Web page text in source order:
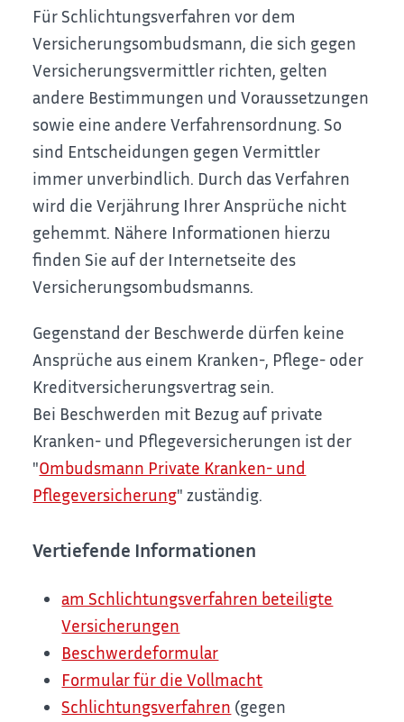
Für Schlichtungsverfahren vor dem
Versicherungsombudsmann, die sich gegen
Versicherungsvermittler richten, gelten
andere Bestimmungen und Voraussetzungen
sowie eine andere Verfahrensordnung. So
sind Entscheidungen gegen Vermittler
immer unverbindlich. Durch das Verfahren
wird die Verjährung Ihrer Ansprüche nicht
gehemmt. Nähere Informationen hierzu
finden Sie auf der Internetseite des
Versicherungsombudsmanns.
Gegenstand der Beschwerde dürfen keine
Ansprüche aus einem Kranken-, Pflege- oder
Kreditversicherungsvertrag sein.
Bei Beschwerden mit Bezug auf private
Kranken- und Pflegeversicherungen ist der
"Ombudsmann Private Kranken- und
Pflegeversicherung" zuständig.
Vertiefende Informationen
am Schlichtungsverfahren beteiligte
Versicherungen
Beschwerdeformular
Formular für die Vollmacht
Schlichtungsverfahren (gegen